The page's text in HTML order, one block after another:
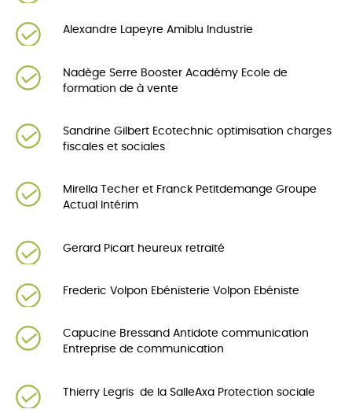
Alexandre Lapeyre Amiblu Industrie
Nadège Serre Booster Académy Ecole de
formation de à vente
Sandrine Gilbert Ecotechnic optimisation charges
fiscales et sociales
Mirella Techer et Franck Petitdemange Groupe
Actual Intérim
Gerard Picart heureux retraité
Frederic Volpon Ebénisterie Volpon Ebéniste
Capucine Bressand Antidote communication
Entreprise de communication
Thierry Legris de la SalleAxa Protection sociale